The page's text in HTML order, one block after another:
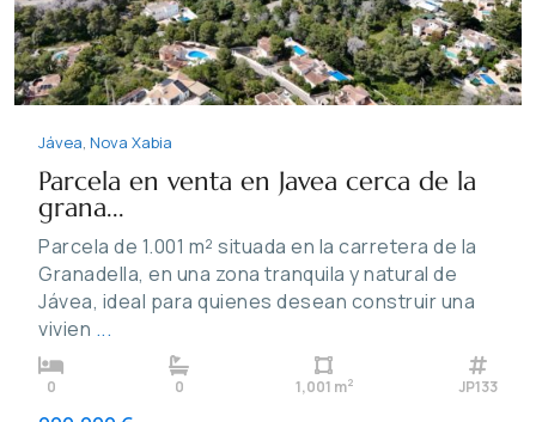
Jávea Nova Xabia
Parcela en venta en Javea cerca de la
grana...
Parcela de 1.001 m² situada en la carretera de la
Granadella, en una zona tranquila y natural de
Jávea, ideal para quienes desean construir una
vivien ...
0 0 1,001 m2 JP133